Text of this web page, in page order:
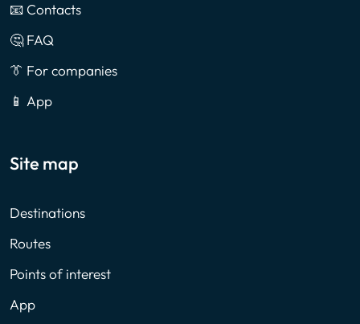
📧 Contacts
🤔 FAQ
👔 For companies
📱 App
Site map
Destinations
Routes
Points of interest
App